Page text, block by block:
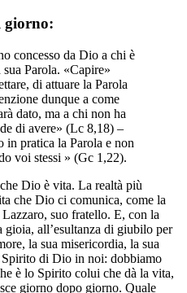
giorno:
concesso da Dio a chi è
Parola. «Capire»
di attuare la Parola
dunque a come
dato, ma a chi non ha
di avere» (Lc 8,18) –
in pratica la Parola e non
voi stessi » (Gc 1,22).
Dio è vita. La realtà più
che Dio ci comunica, come la
suo fratello. E, con la
all’esultanza di giubilo per
la sua misericordia, la sua
Spirito di Dio in noi: dobbiamo
è lo Spirito colui che dà la vita,
giorno dopo giorno. Quale